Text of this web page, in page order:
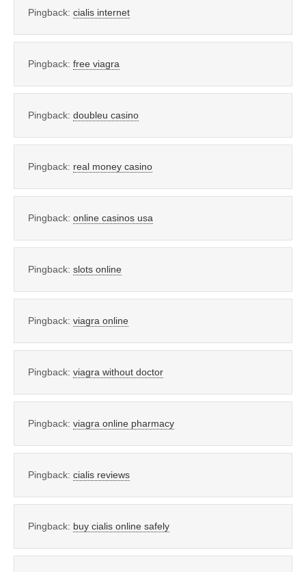
Pingback: cialis internet
Pingback: free viagra
Pingback: doubleu casino
Pingback: real money casino
Pingback: online casinos usa
Pingback: slots online
Pingback: viagra online
Pingback: viagra without doctor
Pingback: viagra online pharmacy
Pingback: cialis reviews
Pingback: buy cialis online safely